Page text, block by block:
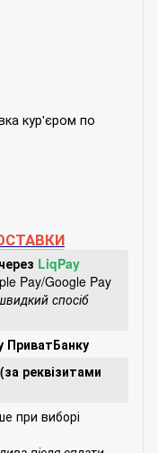
кур'єром по
LiqPay
Pay/Google Pay
спосіб
ПриватБанку
реквізитами
при виборі